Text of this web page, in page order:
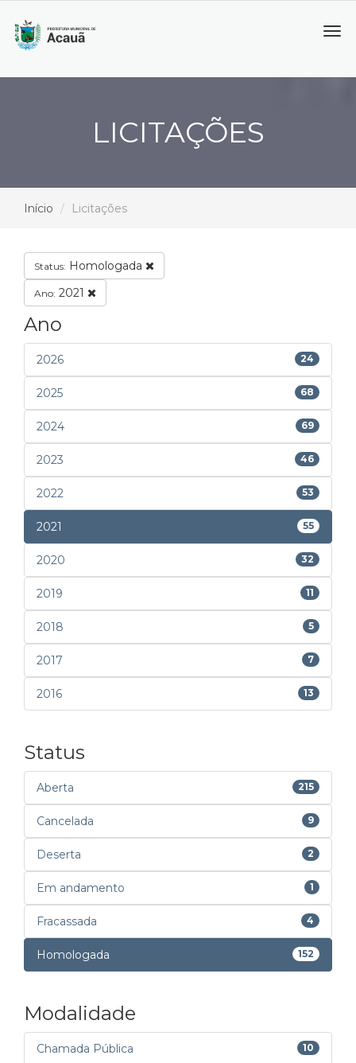
LICITAÇÕES
Início Licitações
Status: Homologada
Ano: 2021
Ano
2026 24
2025 68
2024 69
2023 46
2022 53
2021 55
2020 32
2019 11
2018 5
2017 7
2016 13
Status
Aberta 215
Cancelada 9
Deserta 2
Em andamento 1
Fracassada 4
Homologada 152
Modalidade
Chamada Pública 10